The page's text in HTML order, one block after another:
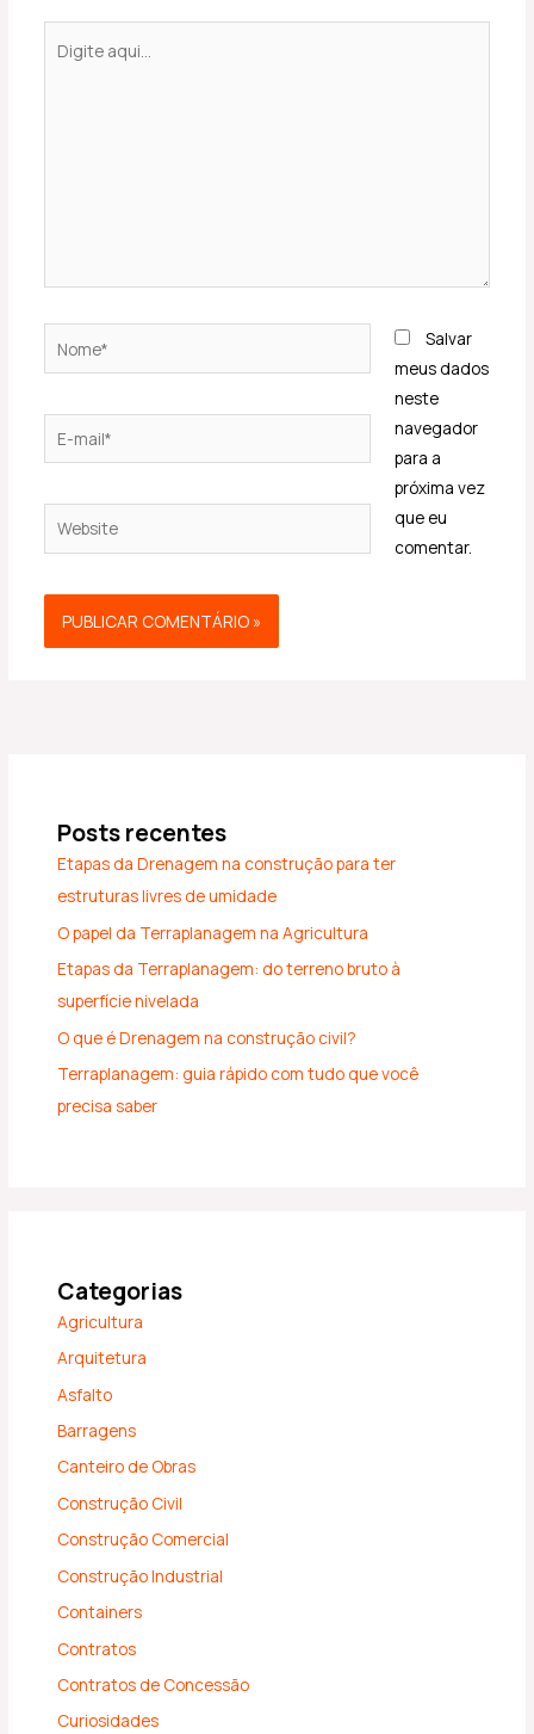
aqui...
mail*
Website
Salvar
meus dados
neste
navegador
para a
próxima vez
que eu
comentar.
Posts recentes
Etapas da Drenagem na construção para ter
estruturas livres de umidade
O papel da Terraplanagem na Agricultura
Etapas da Terraplanagem: do terreno bruto à
superfície nivelada
O que é Drenagem na construção civil?
Terraplanagem: guia rápido com tudo que você
precisa saber
Categorias
Agricultura
Arquitetura
Asfalto
Barragens
Canteiro de Obras
Construção Civil
Construção Comercial
Construção Industrial
Containers
Contratos
Contratos de Concessão
Curiosidades